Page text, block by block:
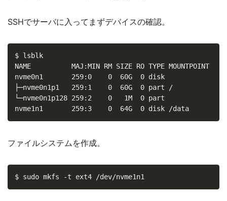
SSHでサーバに入ってまずデバイスの確認。
$ lsblk
NAME          MAJ:MIN RM SIZE RO TYPE MOUNTPOINT
nvme0n1       259:0    0  60G  0 disk
├─nvme0n1p1   259:1    0  60G  0 part /
└─nvme0n1p128 259:2    0   1M  0 part
nvme1n1       259:3    0  64G  0 disk /data
ファイルシステムを作成。
$ sudo mkfs -t ext4 /dev/nvme1n1